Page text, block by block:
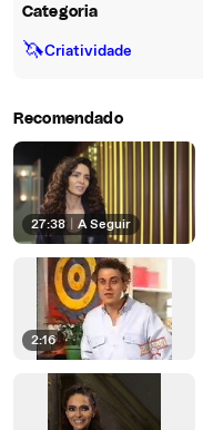
Categoria
🦄Criatividade
Recomendado
27:38 A Seguir
2:16